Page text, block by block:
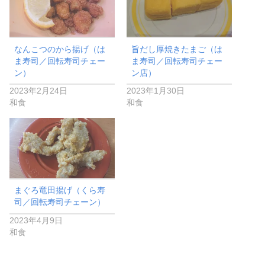
なんこつのから揚げ（は
ま寿司／回転寿司チェー
ン）
2023年2月24日
和食
旨だし厚焼きたまご（は
ま寿司／回転寿司チェー
ン店）
2023年1月30日
和食
まぐろ竜田揚げ（くら寿
司／回転寿司チェーン）
2023年4月9日
和食